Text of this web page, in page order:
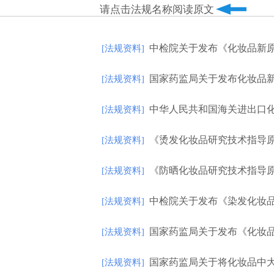
请点击法规名称阅读原文
[法规资料] 中检院关于发布《化妆品新
[法规资料] 国家药监局关于发布化妆品
[法规资料] 中华人民共和国海关进出口
[法规资料] 《烫发化妆品研究技术指
[法规资料] 《防晒化妆品研究技术指
[法规资料] 中检院关于发布《染发化妆
[法规资料] 国家药监局关于发布《化妆
[法规资料] 国家药监局关于将化妆品中